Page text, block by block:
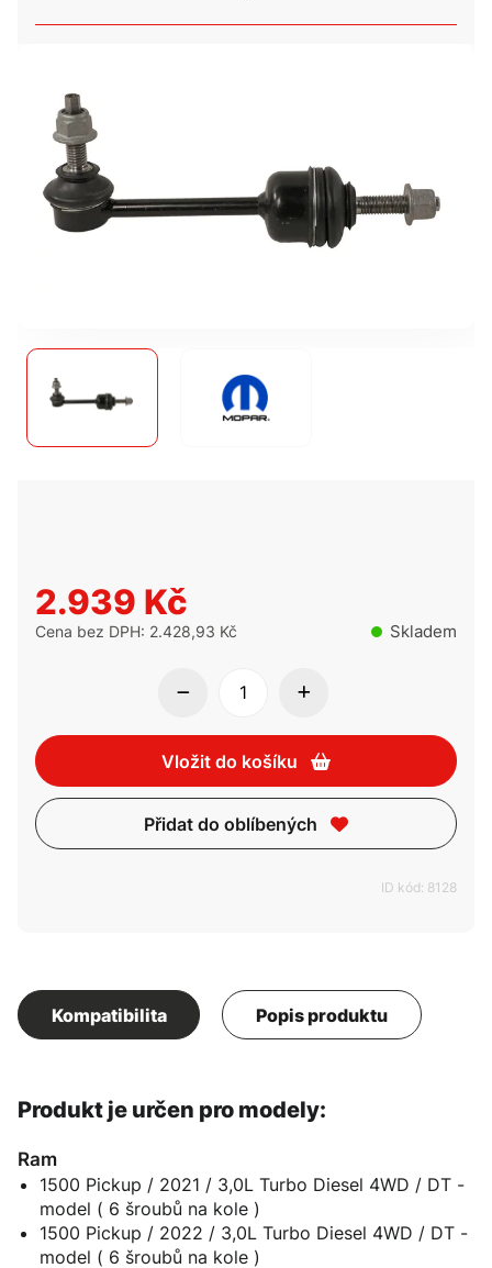
2.939 Kč
Cena bez DPH: 2.428,93 Kč Skladem
Vložit do košíku
Přidat do oblíbených
ID kód: 8128
Kompatibilita Popis produktu
Produkt je určen pro modely:
Ram
1500 Pickup / 2021 / 3,0L Turbo Diesel 4WD / DT -
model ( 6 šroubů na kole )
1500 Pickup / 2022 / 3,0L Turbo Diesel 4WD / DT -
model ( 6 šroubů na kole )